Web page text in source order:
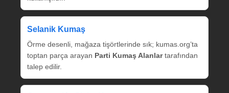
Selanik Kumaş
Örme desenli, mağaza tişörtlerinde sık; kumas.org’ta
toptan parça arayan Parti Kumaş Alanlartarafından
talep edilir.